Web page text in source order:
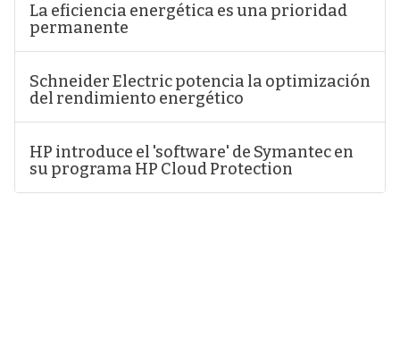
La eficiencia energética es una prioridad
permanente
Schneider Electric potencia la optimización
del rendimiento energético
HP introduce el 'software' de Symantec en
su programa HP Cloud Protection